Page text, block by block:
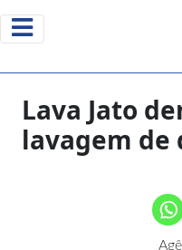
Lava Jato
lavagem de